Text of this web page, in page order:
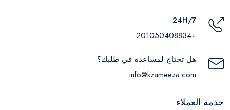
24H/7
+201050408834
هل تحتاج لمساعده في طلبك؟
info@kzameeza.com
خدمة العملاء